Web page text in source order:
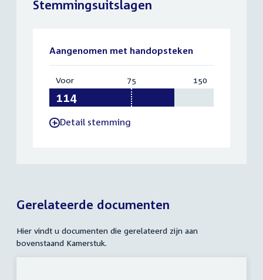
Stemmingsuitslagen
Aangenomen met handopsteken
Voor:
114
75 150
-Detail stemming
Gerelateerde documenten
Hier vindt u documenten die gerelateerd zijn aan
bovenstaand Kamerstuk.